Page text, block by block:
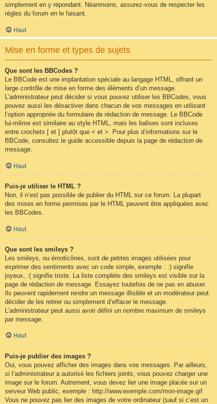
simplement en y répondant. Néanmoins, assurez-vous de respecter les
règles du forum en le faisant.
Haut
Mise en forme et types de sujets
Que sont les BBCodes ?
Le BBCode est une implantation spéciale au langage HTML, offrant un
large contrôle de mise en forme des éléments d’un message.
L’administrateur peut décider si vous pouvez utiliser les BBCodes, vous
pouvez aussi les désactiver dans chacun de vos messages en utilisant
l’option appropriée du formulaire de rédaction de message. Le BBCode
lui-même est similaire au style HTML, mais les balises sont incluses
entre crochets [ et ] plutôt que < et >. Pour plus d’informations sur le
BBCode, consultez le guide accessible depuis la page de rédaction de
message.
Haut
Puis-je utiliser le HTML ?
Non, il n’est pas possible de publier du HTML sur ce forum. La plupart
des mises en forme permises par le HTML peuvent être appliquées avec
les BBCodes.
Haut
Que sont les smileys ?
Les smileys, ou émoticônes, sont de petites images utilisées pour
exprimer des sentiments avec un code simple, exemple : :) signifie
joyeux, :( signifie triste. La liste complète des smileys est visible sur la
page de rédaction de message. Essayez toutefois de ne pas en abuser.
Ils peuvent rapidement rendre un message illisible et un modérateur peut
décider de les retirer ou simplement d’effacer le message.
L’administrateur peut aussi avoir défini un nombre maximum de smileys
par message.
Haut
Puis-je publier des images ?
Oui, vous pouvez afficher des images dans vos messages. Par ailleurs,
si l’administrateur a autorisé les fichiers joints, vous pouvez charger une
image sur le forum. Autrement, vous devez lier une image placée sur un
serveur Web public, exemple : http://www.exemple.com/mon-image.gif.
Vous ne pouvez pas lier des images de votre ordinateur (sauf si c’est un